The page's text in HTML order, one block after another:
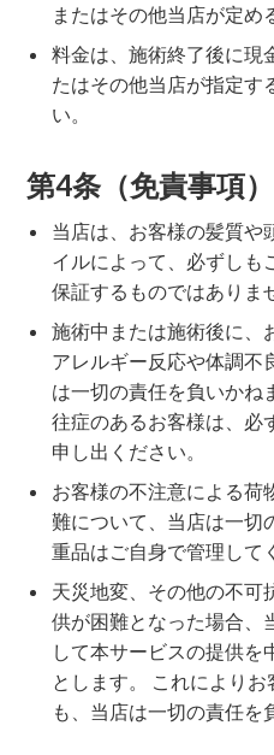
またはその他当店が定め
料金は、施術終了後に現
たはその他当店が指定す
い。
第4条（免責事項）
当店は、お客様の髪質や
イルによって、必ずしも
保証するものではありま
施術中または施術後に、
アレルギー反応や体調不
は一切の責任を負いかね
往症のあるお客様は、必
申し出ください。
お客様の不注意による荷
難について、当店は一切
重品はご自身で管理して
天災地変、その他の不可
供が困難となった場合、
して本サービスの提供を
とします。 これにより
も、当店は一切の責任を